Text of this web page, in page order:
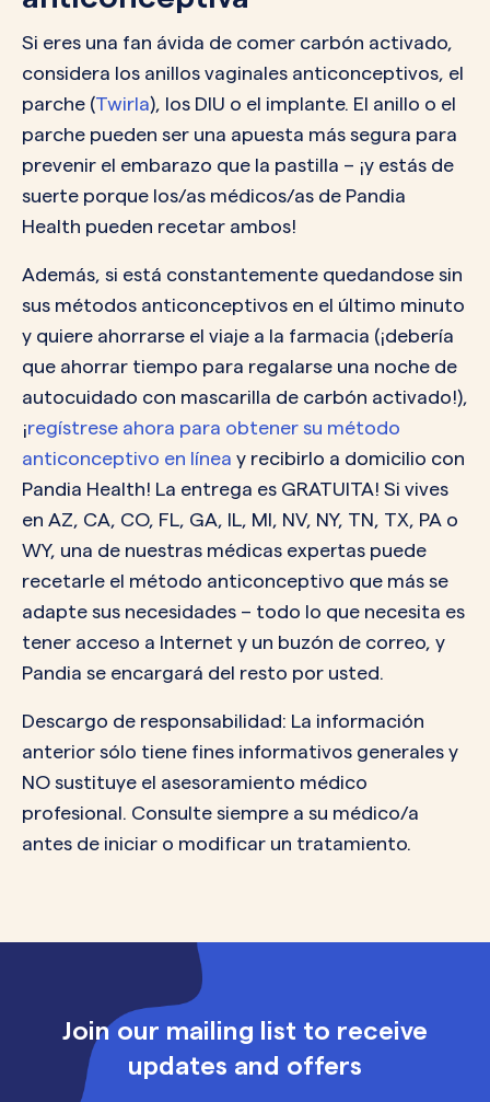
Si eres una fan ávida de comer carbón activado,
considera los anillos vaginales anticonceptivos, el
parche (Twirla), los DIU o el implante. El anillo o el
parche pueden ser una apuesta más segura para
prevenir el embarazo que la pastilla – ¡y estás de
suerte porque los/as médicos/as de Pandia
Health pueden recetar ambos!
Además, si está constantemente quedandose sin
sus métodos anticonceptivos en el último minuto
y quiere ahorrarse el viaje a la farmacia (¡debería
que ahorrar tiempo para regalarse una noche de
autocuidado con mascarilla de carbón activado!),
¡regístrese ahora para obtener su método
anticonceptivo en línea y recibirlo a domicilio con
Pandia Health! La entrega es GRATUITA! Si vives
en AZ, CA, CO, FL, GA, IL, MI, NV, NY, TN, TX, PA o
WY, una de nuestras médicas expertas puede
recetarle el método anticonceptivo que más se
adapte sus necesidades – todo lo que necesita es
tener acceso a Internet y un buzón de correo, y
Pandia se encargará del resto por usted.
Descargo de responsabilidad: La información
anterior sólo tiene fines informativos generales y
NO sustituye el asesoramiento médico
profesional. Consulte siempre a su médico/a
antes de iniciar o modificar un tratamiento.
Join our mailing list to receive
updates and offers